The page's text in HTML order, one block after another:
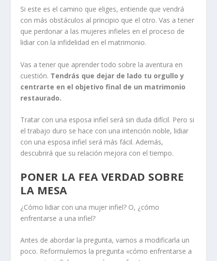
Si este es el camino que eliges, entiende que vendrá
con más obstáculos al principio que el otro. Vas a tener
que perdonar a las mujeres infieles en el proceso de
lidiar con la infidelidad en el matrimonio.
Vas a tener que aprender todo sobre la aventura en
cuestión. Tendrás que dejar de lado tu orgullo y
centrarte en el objetivo final de un matrimonio
restaurado.
Tratar con una esposa infiel será sin duda difícil. Pero si
el trabajo duro se hace con una intención noble, lidiar
con una esposa infiel será más fácil. Además,
descubrirá que su relación mejora con el tiempo.
PONER LA FEA VERDAD SOBRE
LA MESA
¿Cómo lidiar con una mujer infiel? O, ¿cómo
enfrentarse a una infiel?
Antes de abordar la pregunta, vamos a modificarla un
poco. Reformulemos la pregunta «cómo enfrentarse a